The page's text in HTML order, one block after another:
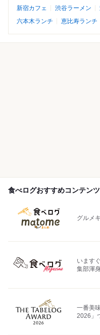
新宿カフェ
渋谷ラーメン
六本木ランチ
恵比寿ランチ
食べログおすすめコンテンツ
グルメ
います
集部渾
一番美
2026」